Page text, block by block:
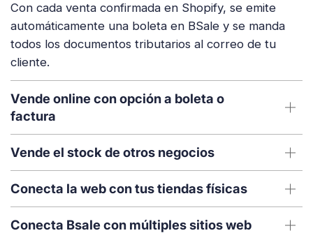
Con cada venta confirmada en Shopify, se emite
automáticamente una boleta en BSale y se manda
todos los documentos tributarios al correo de tu
cliente.
Vende online con opción a boleta o
factura
Vende el stock de otros negocios
Conecta la web con tus tiendas físicas
Conecta Bsale con múltiples sitios web